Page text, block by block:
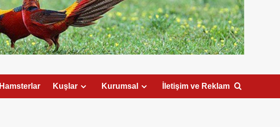
Hamsterlar Kuşlar Kurumsal İletişim ve Reklam